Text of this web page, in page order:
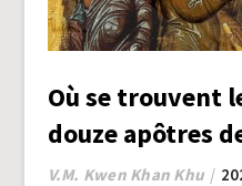
Où se trouvent
douze apôtres
V.M. Kwen Khan Khu